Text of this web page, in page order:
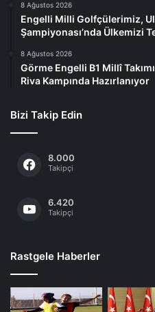
8 Ağustos 2026
Engelli Milli Golfçülerimiz,
Şampiyonası’nda Ülkemizi
8 Ağustos 2026
Görme Engelli B1 Millî
Riva Kampında Hazırlanıyor
Bizi Takip Edin
8.000
Takipçi
6.420
Takipçi
Rastgele Haberler